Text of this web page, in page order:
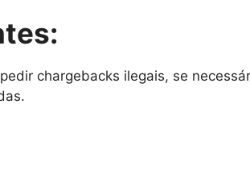
chargebacks ilegais, se